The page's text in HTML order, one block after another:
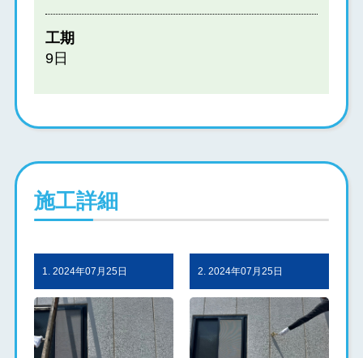
工期
9日
施工詳細
1. 2024年07月25日 2. 2024年07月25日